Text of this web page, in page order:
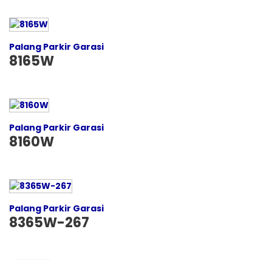
Palang Parkir Garasi
8165W
Palang Parkir Garasi
8160W
Palang Parkir Garasi
8365W-267